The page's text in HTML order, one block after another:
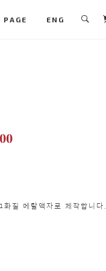
PAGE ENG
질 메탈액자로 제작합니다.